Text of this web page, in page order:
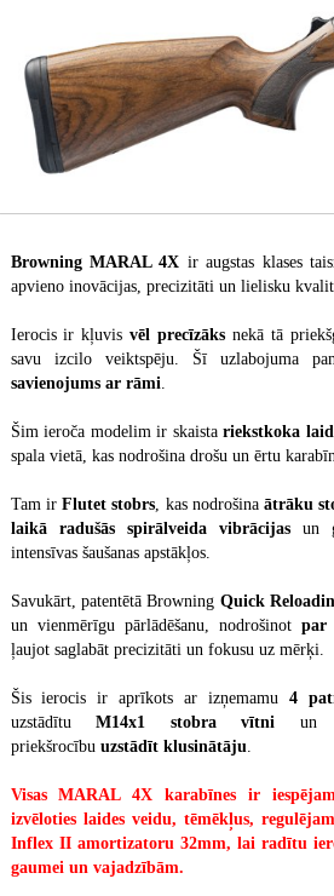
Browning MARAL 4X ir augstas klases
apvieno inovācijas, precizitāti un lielisku
Ierocis ir kļuvisvēl precīzāks nekā tā
savu izcilo veiktspēju. Šī uzlabojuma
savienojums ar rāmi
Šim ieroča modelim ir skaistariekstkoka
spala vietā, kas nodrošina drošu un ērtu
Tam ir Flutet stobrs , kas nodrošina ātrāku
laikā radušās spirālveida vibrācijasun
intensīvas šaušanas apstākļos.
Savukārt, patentētā Browning Quick
un vienmērīgu pārlādēšanu, nodrošinot par
ļaujot saglabāt precizitāti un fokusu uz mērķi.
Šis ierocis ir aprīkots ar izņemamu4
uzstādītuM14x1 stobra vītni
priekšrocību uzstādīt klusinātāju
Visas MARAL 4X karabīnes ir
izvēloties laides veidu, tēmēkļus,
Inflex II amortizatoru 32mm, lai radītu
gaumei un vajadzībām.